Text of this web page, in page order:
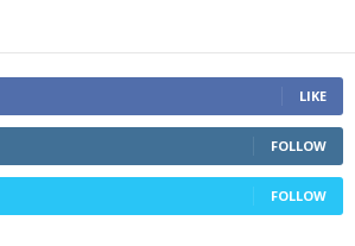
LIKE
FOLLOW
FOLLOW